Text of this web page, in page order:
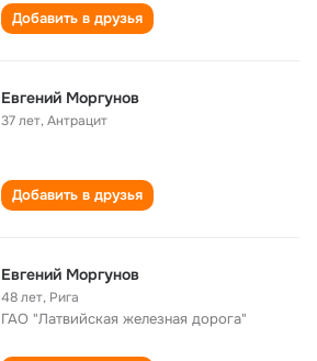
Добавить в друзья
Евгений Моргунов
37 лет,Антрацит
Добавить в друзья
Евгений Моргунов
48 лет, Рига
ГАО "Латвийская железная дорога"